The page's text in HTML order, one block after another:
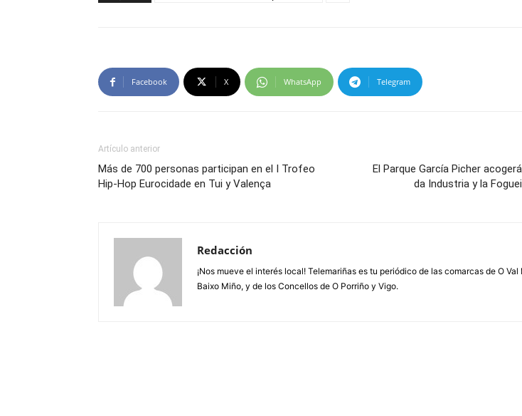
Facebook X WhatsApp Telegram
Artículo anterior
Más de 700 personas participan en el I Trofeo
Hip-Hop Eurocidade en Tui y Valença
El Parque García Picher
da Industria y la
Redacción
¡Nos mueve el interés local! Telemariñas es tu periódico de las comarcas de O Val
Baixo Miño, y de los Concellos de O Porriño y Vigo.